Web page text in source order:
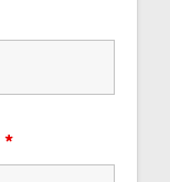
*